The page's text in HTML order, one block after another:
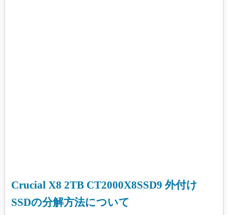
Crucial X8 2TB CT2000X8SSD9 外付け
SSDの分解方法について